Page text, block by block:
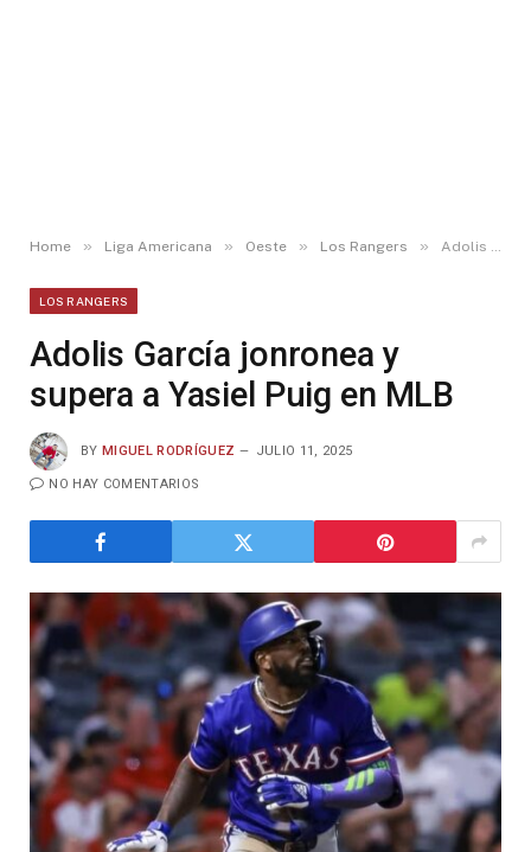
Home » Liga Americana » Oeste » Los Rangers » Adolis García jonronea y supera a Yasiel Puig en MLB
LOS RANGERS
Adolis García jonronea y
supera a Yasiel Puig en MLB
BY MIGUEL RODRÍGUEZ JULIO 11, 2025
NO HAY COMENTARIOS